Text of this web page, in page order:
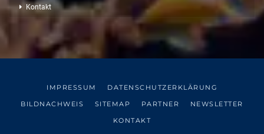
Kontakt
IMPRESSUM
DATENSCHUTZERKLÄRUNG
BILDNACHWEIS
SITEMAP PARTNER
NEWSLETTER
KONTAKT